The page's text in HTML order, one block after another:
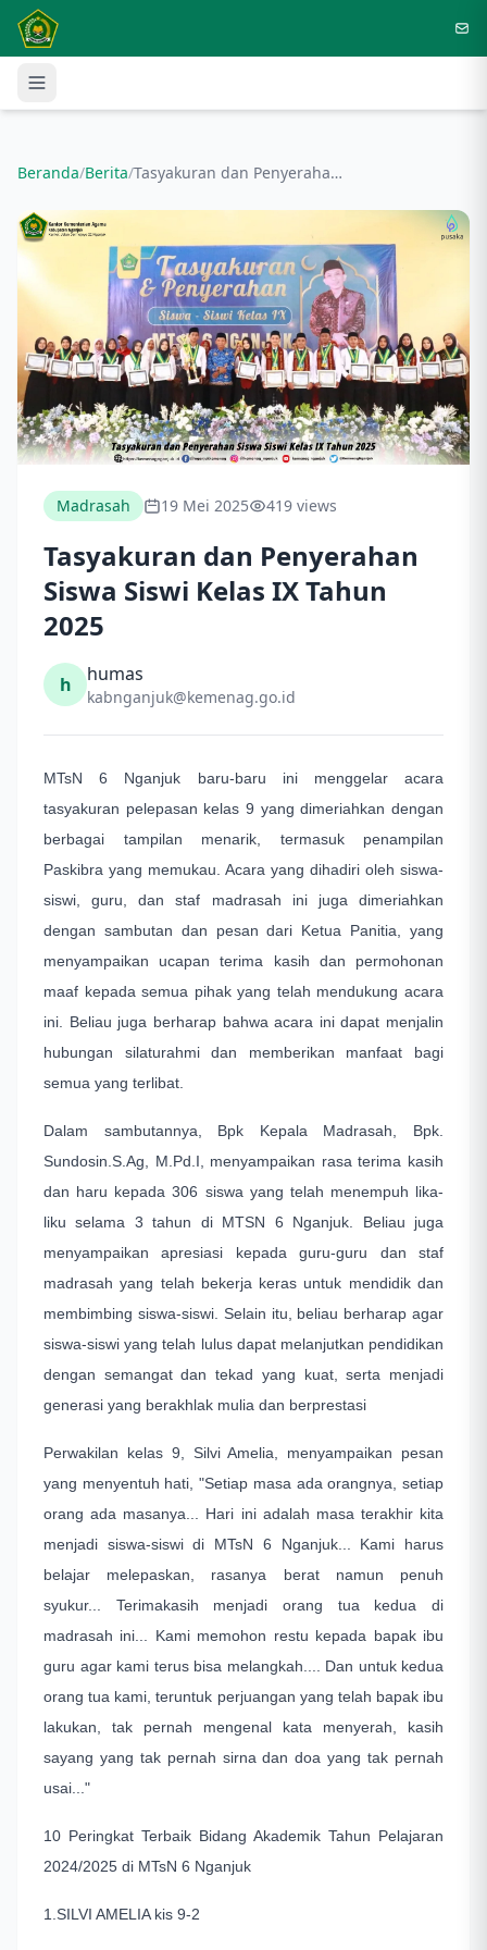
Langsung ke konten utama
Beranda/Berita/ Tasyakuran dan Penyerahan Siswa Siswi Kelas IX Tahun 2025
Madrasah 19 Mei 2025 419 views
Tasyakuran dan Penyerahan
Siswa Siswi Kelas IX Tahun
2025
h humas
kabnganjuk@kemenag.go.id
MTsN 6 Nganjuk baru-baru ini menggelar acara
tasyakuran pelepasan kelas 9 yang dimeriahkan dengan
berbagai tampilan menarik, termasuk penampilan
Paskibra yang memukau. Acara yang dihadiri oleh siswa-
siswi, guru, dan staf madrasah ini juga dimeriahkan
dengan sambutan dan pesan dari Ketua Panitia, yang
menyampaikan ucapan terima kasih dan permohonan
maaf kepada semua pihak yang telah mendukung acara
ini. Beliau juga berharap bahwa acara ini dapat menjalin
hubungan silaturahmi dan memberikan manfaat bagi
semua yang terlibat.
Dalam sambutannya, Bpk Kepala Madrasah, Bpk.
Sundosin.S.Ag, M.Pd.I, menyampaikan rasa terima kasih
dan haru kepada 306 siswa yang telah menempuh lika-
liku selama 3 tahun di MTSN 6 Nganjuk. Beliau juga
menyampaikan apresiasi kepada guru-guru dan staf
madrasah yang telah bekerja keras untuk mendidik dan
membimbing siswa-siswi. Selain itu, beliau berharap agar
siswa-siswi yang telah lulus dapat melanjutkan pendidikan
dengan semangat dan tekad yang kuat, serta menjadi
generasi yang berakhlak mulia dan berprestasi
Perwakilan kelas 9, Silvi Amelia, menyampaikan pesan
yang menyentuh hati, "Setiap masa ada orangnya, setiap
orang ada masanya... Hari ini adalah masa terakhir kita
menjadi siswa-siswi di MTsN 6 Nganjuk... Kami harus
belajar melepaskan, rasanya berat namun penuh
syukur... Terimakasih menjadi orang tua kedua di
madrasah ini... Kami memohon restu kepada bapak ibu
guru agar kami terus bisa melangkah.... Dan untuk kedua
orang tua kami, teruntuk perjuangan yang telah bapak ibu
lakukan, tak pernah mengenal kata menyerah, kasih
sayang yang tak pernah sirna dan doa yang tak pernah
usai..."
10 Peringkat Terbaik Bidang Akademik Tahun Pelajaran
2024/2025 di MTsN 6 Nganjuk
1.SILVI AMELIA kis 9-2